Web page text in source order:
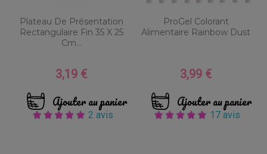
Plateau De Présentation
Rectangulaire Fin 35 X 25
Cm...
Prix
3,19 €
Ajouter au panier
2 avis
ProGel Colorant
Alimentaire Rainbow Dust
Prix
3,99 €
Ajouter au panier
17 avis